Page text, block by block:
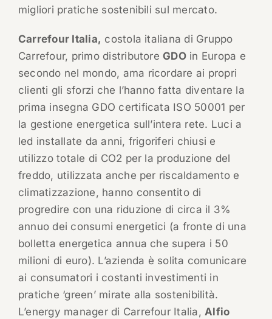
migliori pratiche sostenibili sul mercato.
Carrefour Italia, costola italiana di Gruppo
Carrefour, primo distributoreGDOin Europa e
secondo nel mondo, ama ricordare ai propri
clienti gli sforzi che l’hanno fatta diventare la
prima insegna GDO certificata ISO 50001 per
la gestione energetica sull’intera rete. Luci a
led installate da anni, frigoriferi chiusi e
utilizzo totale di CO2 per la produzione del
freddo, utilizzata anche per riscaldamento e
climatizzazione, hanno consentito di
progredire con una riduzione di circa il 3%
annuo dei consumi energetici (a fronte di una
bolletta energetica annua che supera i 50
milioni di euro). L’azienda è solita comunicare
ai consumatori i costanti investimenti in
pratiche ‘green’ mirate alla sostenibilità.
L’energy manager di Carrefour Italia,Alfio